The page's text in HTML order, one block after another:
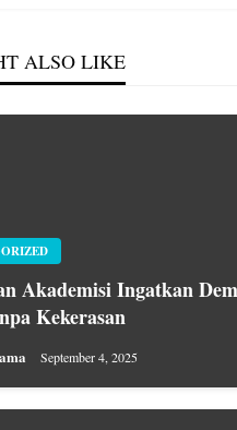
ALSO LIKE
Akademisi Ingatkan
Kekerasan
September 4, 2025